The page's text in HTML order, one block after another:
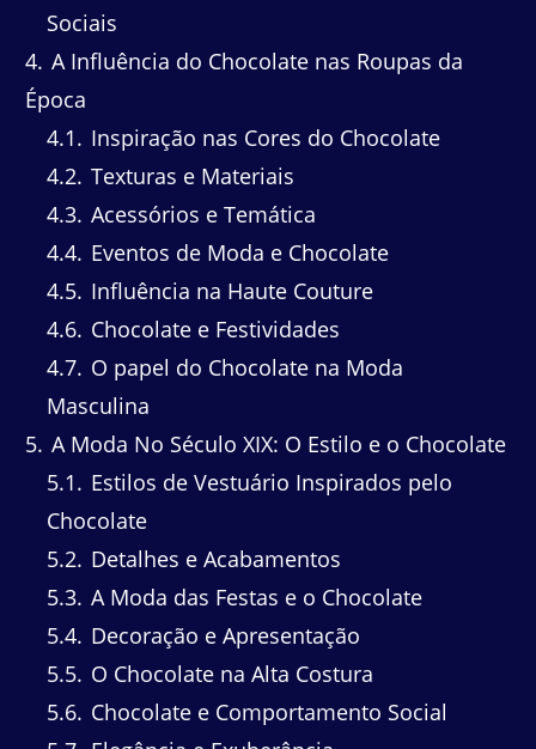
Sociais
4 A Influência do Chocolate nas Roupas da
Época
4.1
Inspiração nas Cores do Chocolate
4.2 Texturas e Materiais
4.3 Acessórios e Temática
4.4 Eventos de Moda e Chocolate
4.5 Influência na Haute Couture
4.6 Chocolate e Festividades
4.7 O papel do Chocolate na Moda
Masculina
5 A Moda No Século XIX: O Estilo e o Chocolate
5.1
Estilos de Vestuário Inspirados pelo
Chocolate
5.2 Detalhes e Acabamentos
5.3 A Moda das Festas e o Chocolate
5.4 Decoração e Apresentação
5.5 O Chocolate na Alta Costura
5.6 Chocolate e Comportamento Social